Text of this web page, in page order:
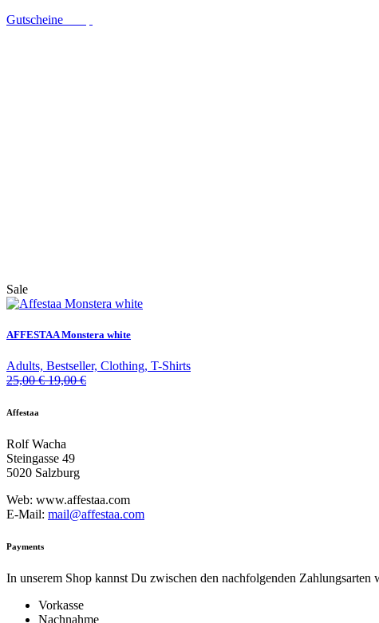
Gutscheine
Sale
AFFESTAA Monstera white
Adults, Bestseller, Clothing, T-Shirts
25,00€ 19,00€
Affestaa
Rolf Wacha
Steingasse 49
5020 Salzburg
Web: www.affestaa.com
E-Mail: mail@affestaa.com
Payments
In unserem Shop kannst Du zwischen den nachfolgenden
Vorkasse
Nachnahme